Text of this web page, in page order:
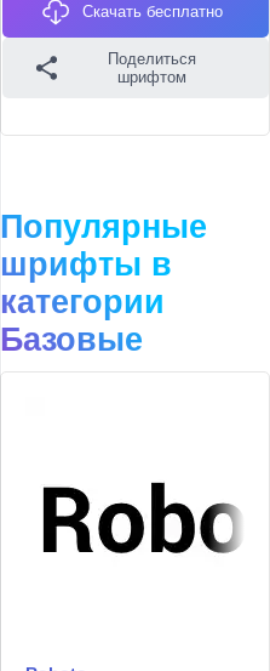
Скачать бесплатно
Поделиться
шрифтом
Популярные
шрифты в
категории
Базовые